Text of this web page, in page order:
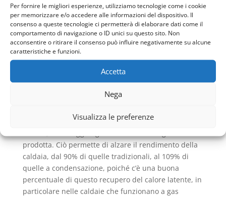
Per fornire le migliori esperienze, utilizziamo tecnologie come i cookie
per memorizzare e/o accedere alle informazioni del dispositivo. Il
consenso a queste tecnologie ci permetterà di elaborare dati come il
comportamento di navigazione o ID unici su questo sito. Non
acconsentire o ritirare il consenso può influire negativamente su alcune
caratteristiche e funzioni.
Accetta
Nega
Visualizza le preferenze
convenzionale, che molti ancora possiedono nella
propria abitazione. La scoperta di un nuovo metodo
di funzionamento, ha però superato un limite,
ovvero quello della formazione di vapore acqueo che
veniva poi espulso. Si parla infatti di condensazione,
combustione, i fumi passando attraverso lo
non avvenga il passaggio al vapore acqueo,
energia termica e pertanto denominata calore
prodotta. Ciò permette di alzare il rendimento della
caldaia, dal 90% di quelle tradizionali, al 109% di
quelle a condensazione, poiché c’è una buona
percentuale di questo recupero del calore latente, in
particolare nelle caldaie che funzionano a gas